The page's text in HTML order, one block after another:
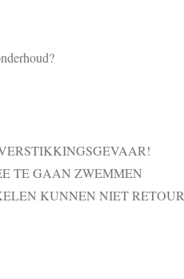
TE GAAN ZWEMMEN
KUNNEN NIET RETOUR